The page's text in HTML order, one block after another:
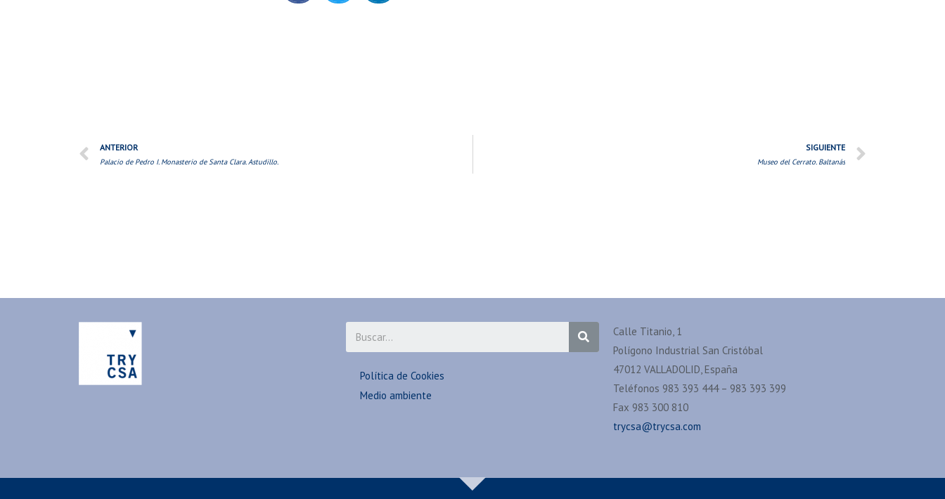
ANTERIOR
Palacio de Pedro I. Monasterio de Santa Clara. Astudillo.
SIGUIENTE
Museo del Cerrato. Baltanás
Política de Cookies
Medio ambiente
Calle Titanio, 1
Polígono Industrial San Cristóbal
47012 VALLADOLID, España
Teléfonos 983 393 444 – 983 393 399
Fax 983 300 810
trycsa@trycsa.com